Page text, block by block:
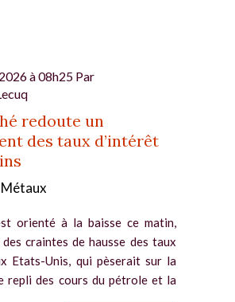
à 08h25 Par
redoute un
des taux d’intérêt
orienté à la baisse ce matin,
craintes de hausse des taux
Etats-Unis, qui pèserait sur la
repli des cours du pétrole et la